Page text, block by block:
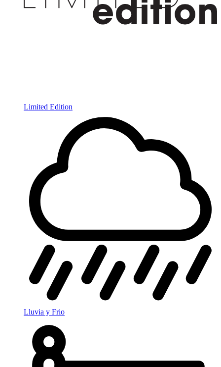
Limited Edition
Lluvia y Frio